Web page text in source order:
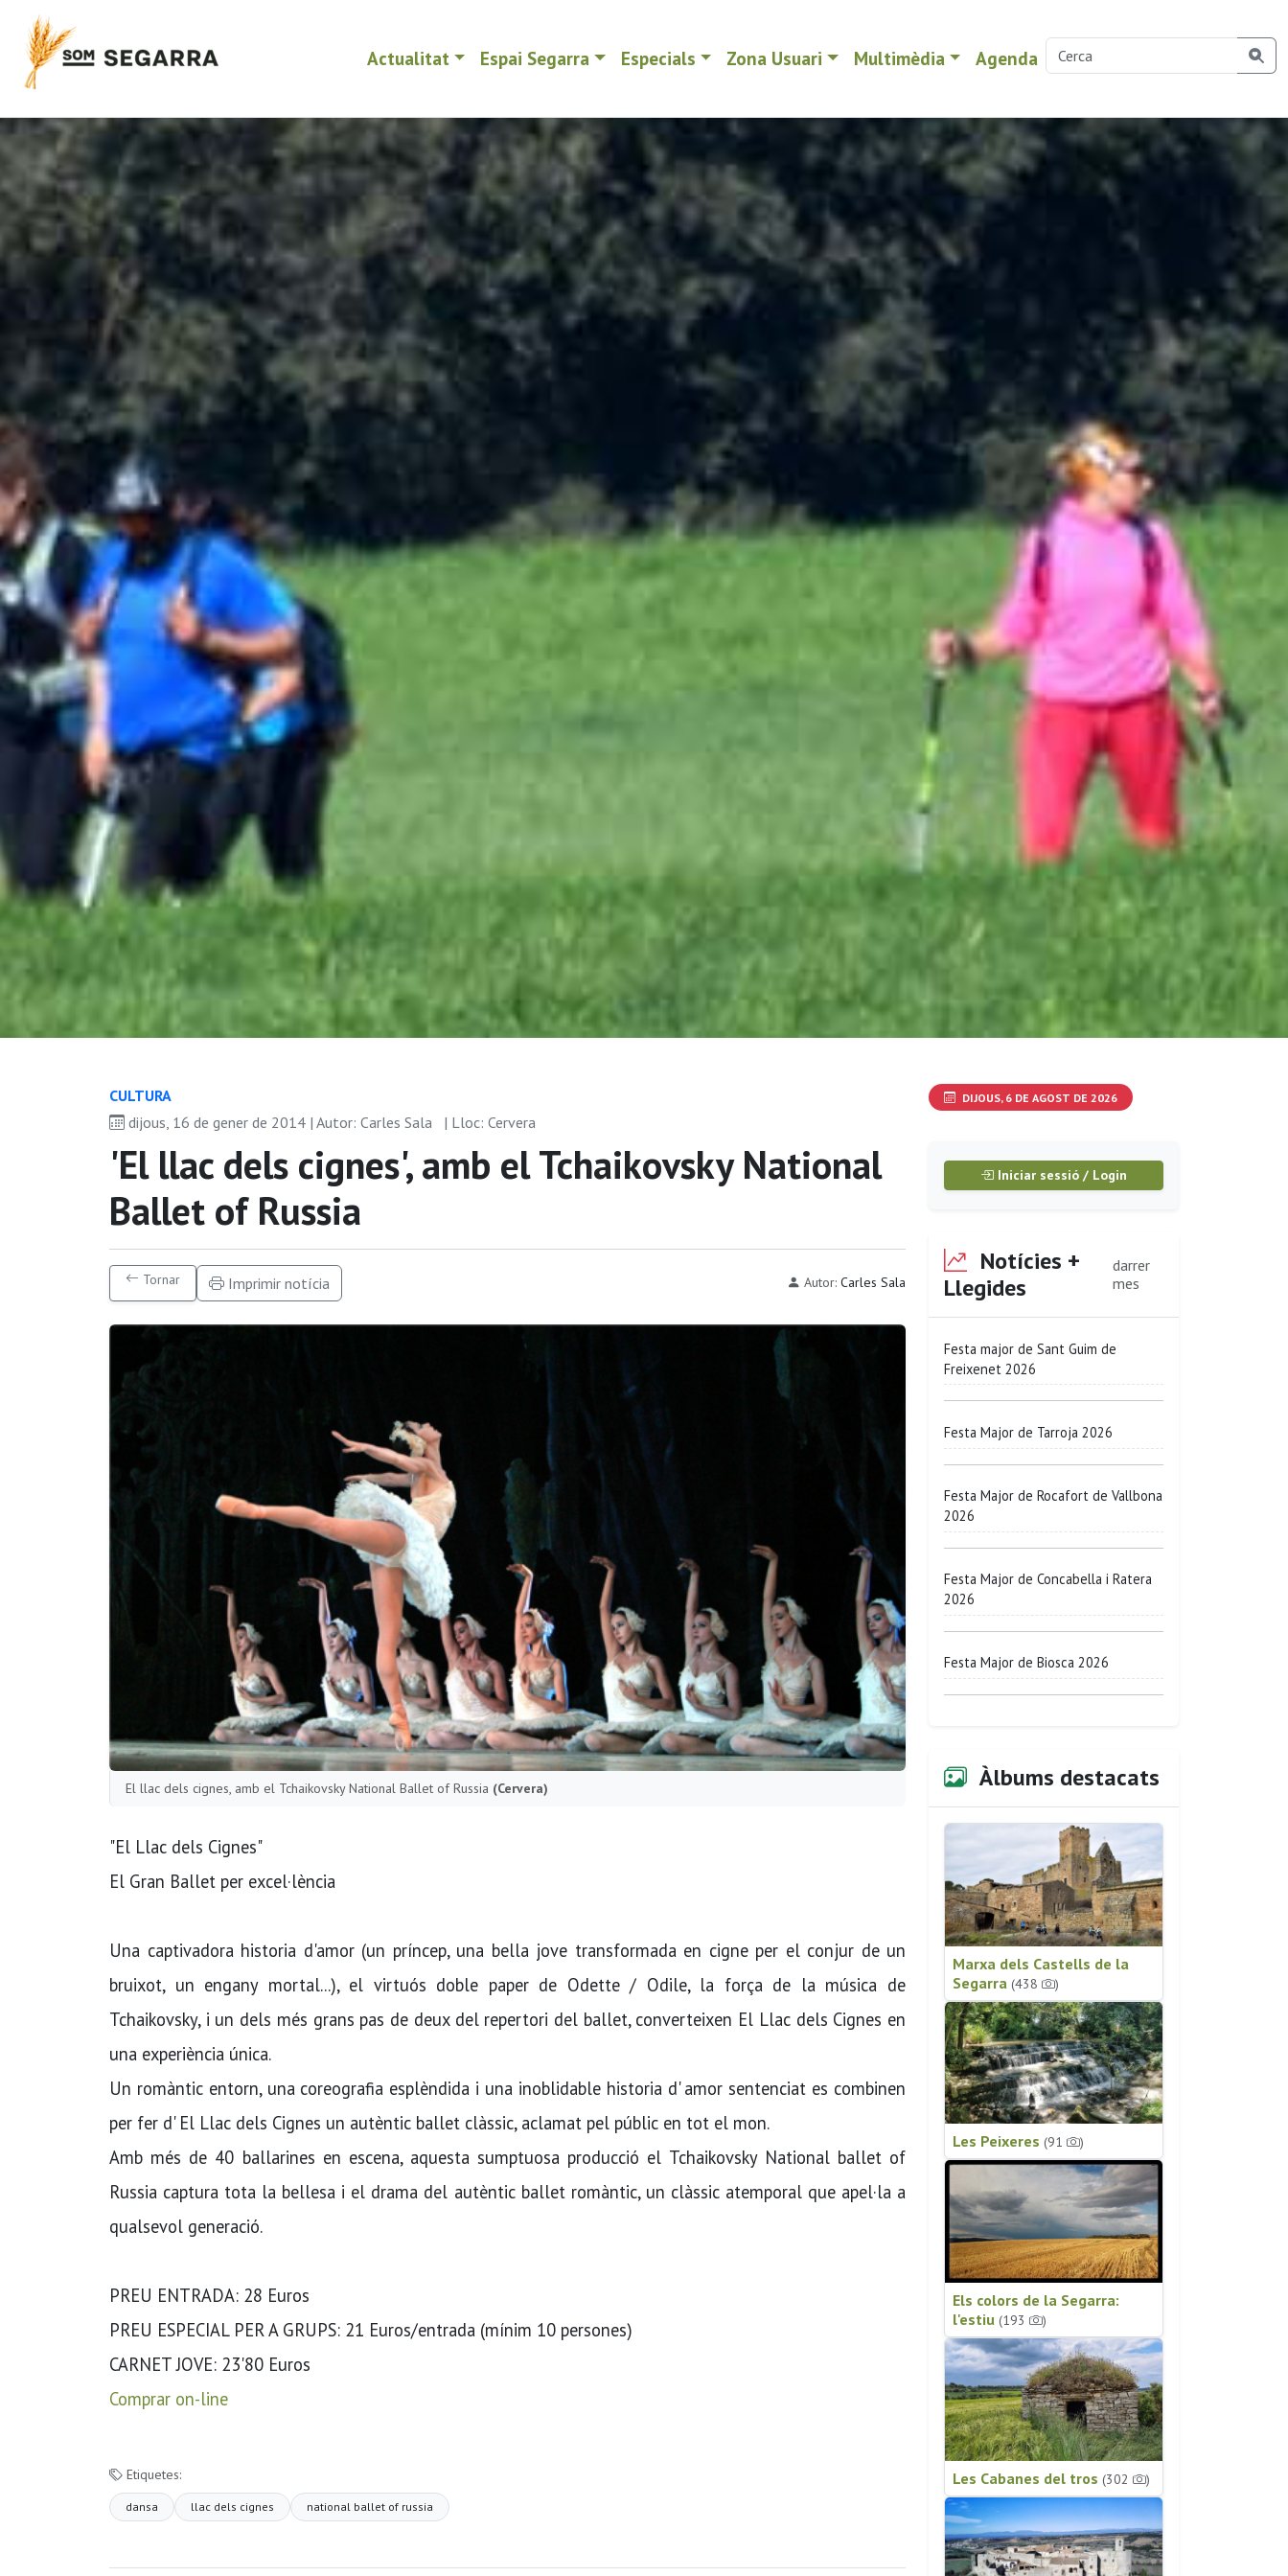
Actualitat Espai Segarra Especials Zona Usuari Multimèdia Agenda
CULTURA
dijous, 16 de gener de 2014 | Autor: Carles Sala
| Lloc: Cervera
'El llac dels cignes', amb el Tchaikovsky National
Ballet of Russia
Tornar Imprimir notícia Autor: Carles Sala
El llac dels cignes, amb el Tchaikovsky National Ballet of Russia (Cervera)
"El Llac dels Cignes"
El Gran Ballet per excel·lència
Una captivadora historia d'amor (un príncep, una bella jove transformada en cigne per el conjur de un
bruixot, un engany mortal...), el virtuós doble paper de Odette / Odile, la força de la música de
Tchaikovsky, i un dels més grans pas de deux del repertori del ballet, converteixen El Llac dels Cignes en
una experiència única.
Un romàntic entorn, una coreografia esplèndida i una inoblidable historia d' amor sentenciat es combinen
per fer d' El Llac dels Cignes un autèntic ballet clàssic, aclamat pel públic en tot el mon.
Amb més de 40 ballarines en escena, aquesta sumptuosa producció el Tchaikovsky National ballet of
Russia captura tota la bellesa i el drama del autèntic ballet romàntic, un clàssic atemporal que apel·la a
qualsevol generació.
PREU ENTRADA: 28 Euros
PREU ESPECIAL PER A GRUPS: 21 Euros/entrada (mínim 10 persones)
CARNET JOVE: 23'80 Euros
Comprar on-line
Etiquetes:
dansa llac dels cignes national ballet of russia
DIJOUS, 6 DE AGOST DE 2026
Iniciar sessió / Login
Notícies +
Llegides
darrer
mes
Festa major de Sant Guim de
Freixenet 2026
Festa Major de Tarroja 2026
Festa Major de Rocafort de Vallbona
2026
Festa Major de Concabella i Ratera
2026
Festa Major de Biosca 2026
Àlbums destacats
Marxa dels Castells de la
Segarra (438 )
Les Peixeres (91 )
Els colors de la Segarra:
l'estiu (193 )
Les Cabanes del tros (302 )